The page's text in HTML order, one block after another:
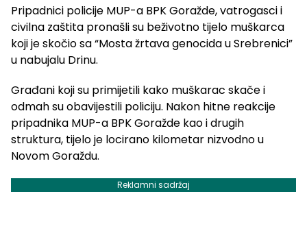
Pripadnici policije MUP-a BPK Goražde, vatrogasci i
civilna zaštita pronašli su beživotno tijelo muškarca
koji je skočio sa “Mosta žrtava genocida u Srebrenici”
u nabujalu Drinu.
Građani koji su primijetili kako muškarac skače i
odmah su obavijestili policiju. Nakon hitne reakcije
pripadnika MUP-a BPK Goražde kao i drugih
struktura, tijelo je locirano kilometar nizvodno u
Novom Goraždu.
Reklamni sadržaj